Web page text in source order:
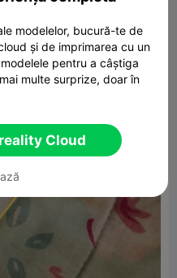
modelelor, bucură-te de
și de imprimarea cu un
pentru a câștiga
multe surprize, doar în
Cloud